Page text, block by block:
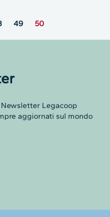
49 50
Legacoop
aggiornati sul mondo